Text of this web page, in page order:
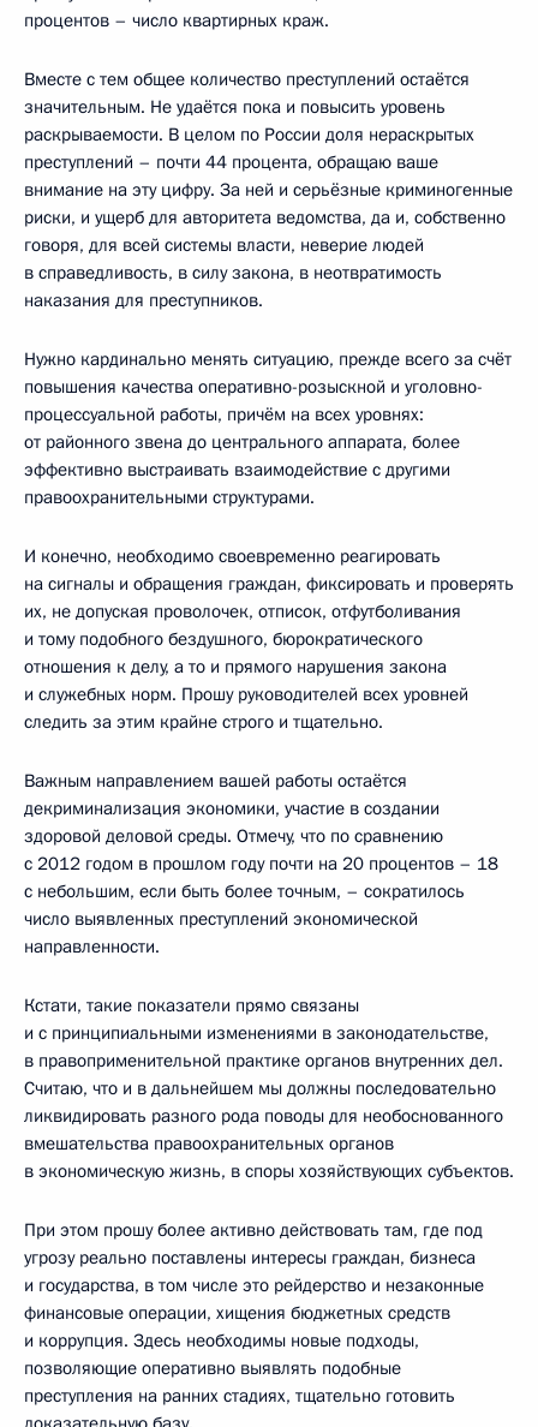
процентов – число квартирных краж.
Вместе с тем общее количество преступлений остаётся
значительным. Не удаётся пока и повысить уровень
раскрываемости. В целом по России доля нераскрытых
преступлений – почти 44 процента, обращаю ваше
внимание на эту цифру. За ней и серьёзные криминогенные
риски, и ущерб для авторитета ведомства, да и, собственно
говоря, для всей системы власти, неверие людей
в справедливость, в силу закона, в неотвратимость
наказания для преступников.
Нужно кардинально менять ситуацию, прежде всего за счёт
повышения качества оперативно-розыскной и уголовно-
процессуальной работы, причём на всех уровнях:
от районного звена до центрального аппарата, более
эффективно выстраивать взаимодействие с другими
правоохранительными структурами.
И конечно, необходимо своевременно реагировать
на сигналы и обращения граждан, фиксировать и проверять
их, не допуская проволочек, отписок, отфутболивания
и тому подобного бездушного, бюрократического
отношения к делу, а то и прямого нарушения закона
и служебных норм. Прошу руководителей всех уровней
следить за этим крайне строго и тщательно.
Важным направлением вашей работы остаётся
декриминализация экономики, участие в создании
здоровой деловой среды. Отмечу, что по сравнению
с 2012 годом в прошлом году почти на 20 процентов – 18
с небольшим, если быть более точным, – сократилось
число выявленных преступлений экономической
направленности.
Кстати, такие показатели прямо связаны
и с принципиальными изменениями в законодательстве,
в правоприменительной практике органов внутренних дел.
Считаю, что и в дальнейшем мы должны последовательно
ликвидировать разного рода поводы для необоснованного
вмешательства правоохранительных органов
в экономическую жизнь, в споры хозяйствующих субъектов.
При этом прошу более активно действовать там, где под
угрозу реально поставлены интересы граждан, бизнеса
и государства, в том числе это рейдерство и незаконные
финансовые операции, хищения бюджетных средств
и коррупция. Здесь необходимы новые подходы,
позволяющие оперативно выявлять подобные
преступления на ранних стадиях, тщательно готовить